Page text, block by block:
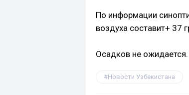
По информации
воздуха составит+ 37
Осадков не
Новости Узбекистана